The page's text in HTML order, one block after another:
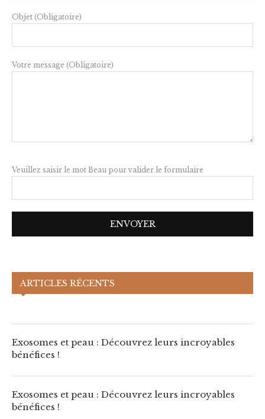
Objet (Obligatoire)
Votre message (Obligatoire)
Veuillez saisir le mot Beau pour valider le formulaire
ARTICLES RÉCENTS
Exosomes et peau : Découvrez leurs
incroyables bénéfices !
Exosomes et peau : Découvrez leurs incroyables
bénéfices !
Exosomes et peau : Découvrez leurs incroyables
bénéfices !